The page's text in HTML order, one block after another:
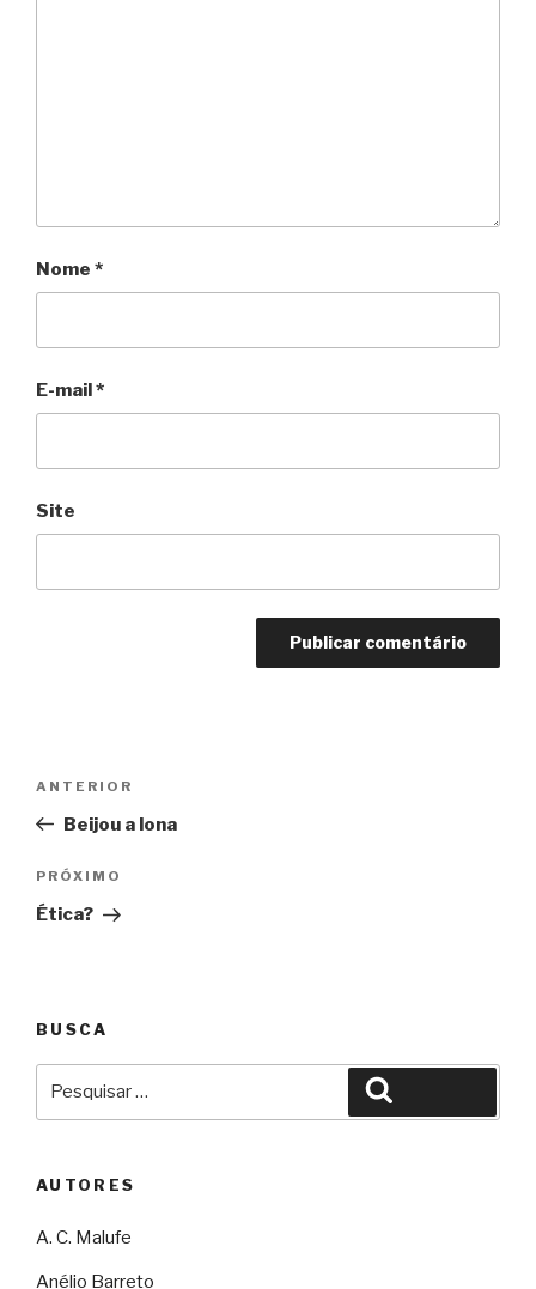
Nome *
E-mail*
Site
Post
Anterior
ANTERIOR
Beijou a lona
Próximo
PRÓXIMO
Ética?
BUSCA
AUTORES
A. C. Malufe
Anélio Barreto